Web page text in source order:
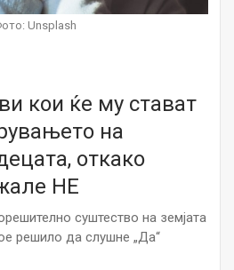
Unsplash
кои ќе му стават
на
откако
НЕ
суштество на земјата
решило да слушне „Да“